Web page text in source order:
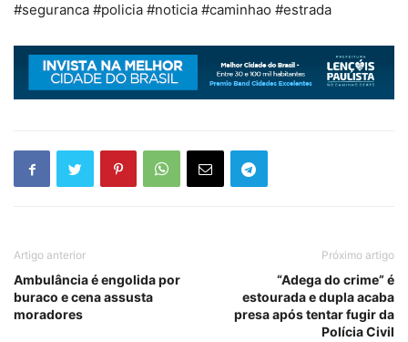
#seguranca #policia #noticia #caminhao #estrada
Artigo anterior
Ambulância é engolida por
buraco e cena assusta
moradores
Próximo artigo
“Adega do crime” é
estourada e dupla acaba
presa após tentar fugir da
Polícia Civil